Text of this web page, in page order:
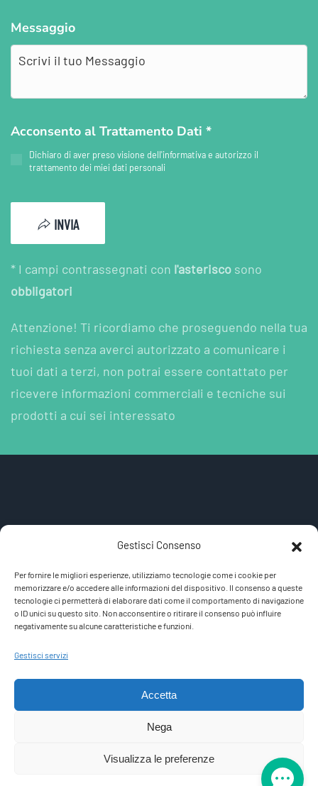
Gestisci Consenso
Per fornire le migliori esperienze, utilizziamo tecnologie come i cookie per
memorizzare e/o accedere alle informazioni del dispositivo. Il consenso a queste
tecnologie ci permetterà di elaborare dati come il comportamento di navigazione
o ID unici su questo sito. Non acconsentire o ritirare il consenso può influire
negativamente su alcune caratteristiche e funzioni.
Gestisci servizi
Accetta
Nega
Visualizza le preferenze
Messaggio
Acconsento al Trattamento Dati *
Dichiaro di aver preso visione dell'informativa e autorizzo il
trattamento dei miei dati personali
INVIA
* I campi contrassegnati con l'asterisco sono
obbligatori
Attenzione! Ti ricordiamo che proseguendo nella tua
richiesta senza averci autorizzato a comunicare i
tuoi dati a terzi, non potrai essere contattato per
ricevere informazioni commerciali e tecniche sui
prodotti a cui sei interessato
Muoversi Liberi
Sito di informazione, approfondimento e news sul
mondo della disabilità e della mobilità per persone
con handicap e anziani.
Pordenone, 8 - 33040 Povoletto (UD)
Privacy policy